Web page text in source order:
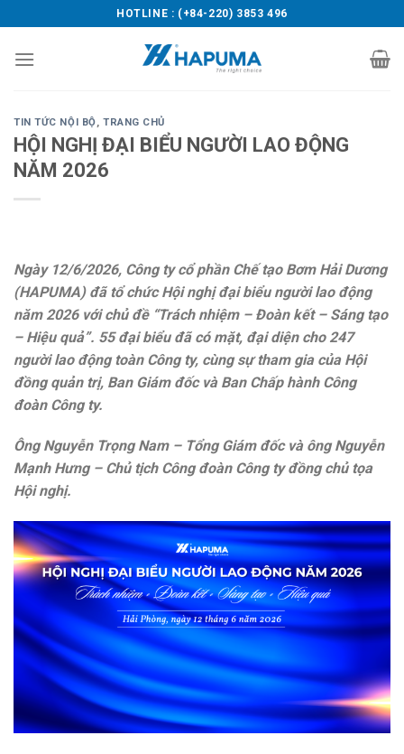
to
content
HOTLINE : (+84-220) 3853 496
TIN TỨC NỘI BỘ, TRANG CHỦ
HỘI NGHỊ ĐẠI BIỂU NGƯỜI LAO ĐỘNG
NĂM 2026
Ngày 12/6/2026, Công ty cổ phần Chế tạo Bơm Hải Dương
(HAPUMA) đã tổ chức Hội nghị đại biểu người lao động
năm 2026 với chủ đề “Trách nhiệm – Đoàn kết – Sáng tạo
– Hiệu quả”. 55đại biểu đã có mặt, đại diện cho 247
người lao động toàn Công ty, cùng sự tham gia của Hội
đồng quản trị, Ban Giám đốc và Ban Chấp hành Công
đoàn Công ty.
Ông Nguyễn Trọng Nam – Tổng Giám đốc và ông Nguyễn
Mạnh Hưng – Chủ tịch Công đoàn Công tyđồng chủ tọa
Hộinghị.